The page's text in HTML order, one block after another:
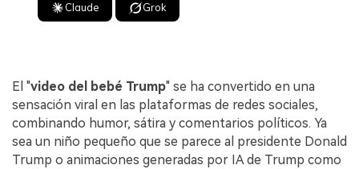
Claude Grok
El "video del bebé Trump" se ha convertido en una
sensación viral en las plataformas de redes sociales,
combinando humor, sátira y comentarios políticos. Ya
sea un niño pequeño que se parece al presidente Donald
Trump o animaciones generadas por IA de Trump como